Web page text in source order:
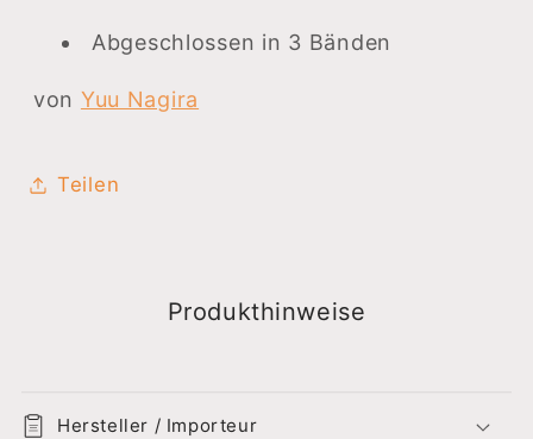
Abgeschlossen in 3 Bänden
von Yuu Nagira
Teilen
Produkthinweise
Hersteller / Importeur